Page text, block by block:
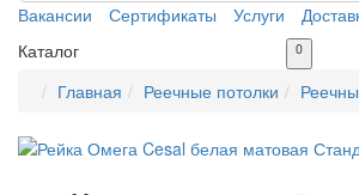
Вакансии Сертификаты Услуги
Каталог
0
Главная Реечные потолки